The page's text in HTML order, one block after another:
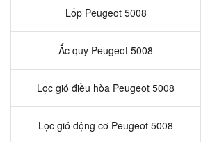
Lốp Peugeot 5008
Ắc quy Peugeot 5008
Lọc gió điều hòa Peugeot 5008
Lọc gió động cơ Peugeot 5008